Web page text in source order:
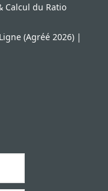
Calcul du Ratio
(Agréé 2026) |